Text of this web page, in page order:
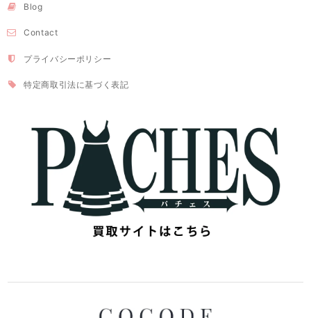
Blog
Contact
プライバシーポリシー
特定商取引法に基づく表記